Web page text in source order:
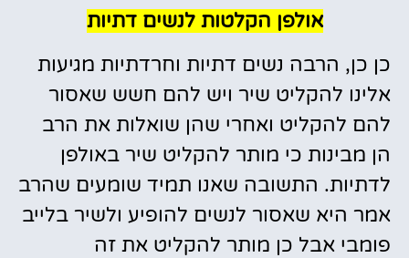
אולפן הקלטות לנשים דתיות
כן כן, הרבה נשים דתיות וחרדתיות מגיעות
אלינו להקליט שיר ויש להם חשש שאסור
להם להקליט ואחרי שהן שואלות את הרב
הן מבינות כי מותר להקליט שיר באולפן
לדתיות. התשובה שאנו תמיד שומעים שהרב
אמר היא שאסור לנשים להופיע ולשיר בלייב
פומבי אבל כן מותר להקליט את זה